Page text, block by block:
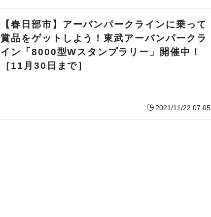
【春日部市】アーバンパークラインに乗って
賞品をゲットしよう！東武アーバンパークラ
イン「8000型Wスタンプラリー」開催中！
［11月30日まで］
2021/11/22 07:05